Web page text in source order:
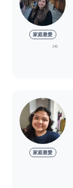
家庭最愛
(4)
家庭最愛